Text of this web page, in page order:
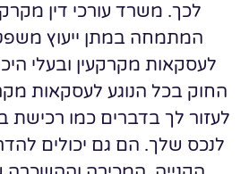
לכך. משרד עורכי דין
המתמחה במתן ייעוץ
לעסקאות מקרקעין ובעלי
החוק בכל הנוגע לעסקאות
לעזור לך בדברים כמו רכישת
לנכס שלך. הם גם יכולים